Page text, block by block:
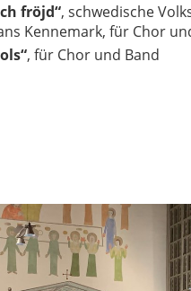
fröjd“, schwedische
Kennemark, für Chor
, für Chor und Band